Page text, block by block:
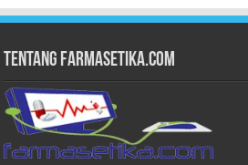
Tentang Farmasetika.com